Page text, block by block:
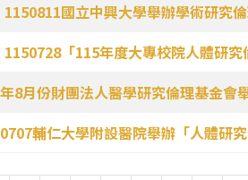
1150811國立中興大學舉辦學術研究
1150728「115年度大專校院人體研
年8月份財團法人醫學研究倫理基金
輔仁大學附設醫院舉辦「人體研